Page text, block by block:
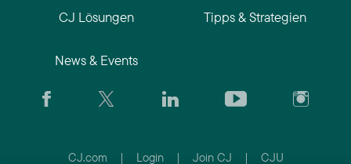
CJ Lösungen
News & Events
Tipps & Strategien
CJ.com | Login | Join CJ | CJU